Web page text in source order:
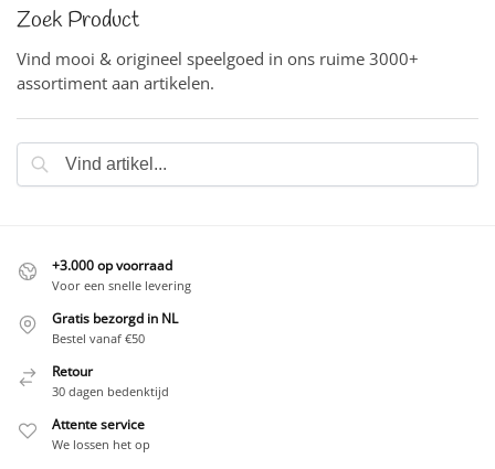
Zoek Product
Vind mooi & origineel speelgoed in ons ruime 3000+
assortiment aan artikelen.
+3.000 op voorraad
Voor een snelle levering
Gratis bezorgd in NL
Bestel vanaf €50
Retour
30 dagen bedenktijd
Attente service
We lossen het op